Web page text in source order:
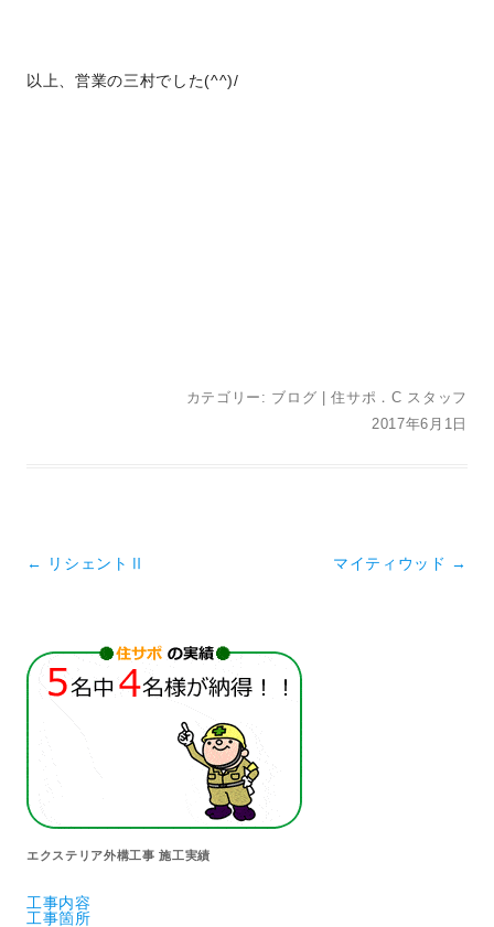
以上、営業の三村でした(^^)/
カテゴリー: ブログ |住サポ．C スタッフ
2017年6月1日
投稿ナビゲーション
← リシェントⅡ マイティウッド →
エクステリア外構工事 施工実績
工事内容
工事箇所